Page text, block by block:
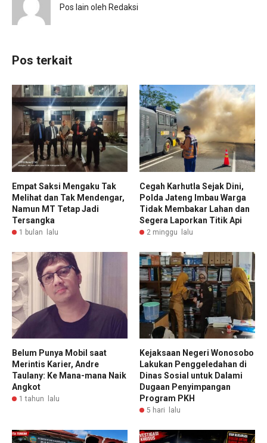
Pos lain oleh Redaksi
Pos terkait
Empat Saksi Mengaku Tak
Melihat dan Tak Mendengar,
Namun MT Tetap Jadi
Tersangka
1 bulan lalu
Cegah Karhutla Sejak Dini,
Polda Jateng Imbau Warga
Tidak Membakar Lahan dan
Segera Laporkan Titik Api
2 minggu lalu
Belum Punya Mobil saat
Merintis Karier, Andre
Taulany: Ke Mana-mana Naik
Angkot
1 tahun lalu
Kejaksaan Negeri Wonosobo
Lakukan Penggeledahan di
Dinas Sosial untuk Dalami
Dugaan Penyimpangan
Program PKH
5 hari lalu